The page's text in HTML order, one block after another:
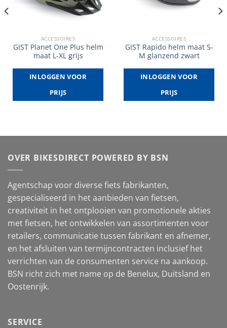
ACCESSOIRES
GIST Planet One Plus helm
maat L-XL grijs
INLOGGEN VOOR
PRIJS
ACCESSOIRES
GIST Rapido helm maat S-
M glanzend zwart
INLOGGEN VOOR
PRIJS
OVER BIKESDIRECT POWERED BY BSN
Agentschap voor diverse fiets fabrikanten,
gespecialiseerd in het aanbieden van fietsen,
creativiteit in het ontplooien van promotionele akties
met fietsen, het ontwikkelen van assortimenten voor
retailers, communicatie tussen fabrikant en afnemer,
en het afsluiten van termijncontracten inclusief het
verrichten van de consumenten service na aankoop.
BSN richt zich met name op de Benelux, Duitsland en
Oostenrijk.
SERVICE